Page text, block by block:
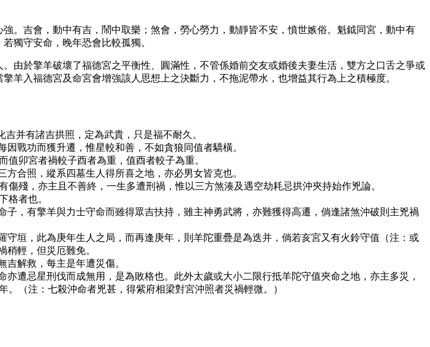
。吉會，動中有吉，鬧中取樂；煞會，勞心勞力，動靜皆不安，憤世嫉俗。魁鉞同宮，動中有
獨守安命，晚年恐會比較孤獨。
由於擎羊破壞了福德宮之平衡性、圓滿性，不管係婚前交友或婚後夫妻生活，雙方之口舌之爭或
羊入福德宮及命宮會增強該人思想上之決斷力，不拖泥帶水，也增益其行為上之積極度。
并有諸吉拱照，定為武貴，只是福不耐久。
戰功而獲升遷，惟星較和善，不如貪狼同值者驕橫。
卯宮者禍較子酉者為重，值酉者較子為重。
合照，縱系四墓生人得所喜之地，亦必男女皆克也。
殘，亦主且不善終，一生多遭刑禍，惟以三方煞湊及遇空劫耗忌拱沖夾持始作兇論。
格者也。
，有擎羊與力士守命而雖得眾吉扶持，雖主神勇武將，亦難獲得高遷，倘逢諸煞沖破則主兇禍
垣，此為庚年生人之局，而再逢庚年，則羊陀重疊是為迭并，倘若亥宮又有火鈴守值（注：或
輕，但災厄難免。
解救，每主是年遭災傷。
遭忌星刑伐而成無用，是為敗格也。此外太歲或大小二限行抵羊陀守值夾命之地，亦主多災，
（注：七殺沖命者兇甚，得紫府相梁對宮沖照者災禍輕微。）